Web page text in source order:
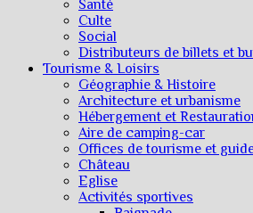
Santé
Culte
Social
Distributeurs de billets et
Tourisme & Loisirs
Géographie & Histoire
Architecture et urbanisme
Hébergement et
Aire de camping-car
Offices de tourisme et
Château
Eglise
Activités sportives